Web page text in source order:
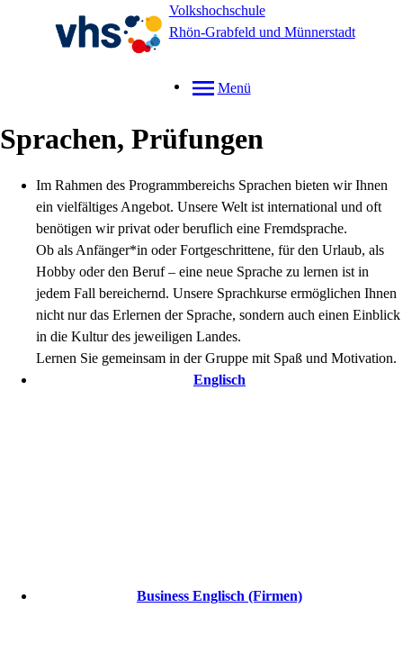
Volkshochschule
Rhön-Grabfeld und Münnerstadt
Menü
Sprachen, Prüfungen
Im Rahmen des Programmbereichs Sprachen bieten wir Ihnen
ein vielfältiges Angebot. Unsere Welt ist international und oft
benötigen wir privat oder beruflich eine Fremdsprache.
Ob als Anfänger*in oder Fortgeschrittene, für den Urlaub, als
Hobby oder den Beruf – eine neue Sprache zu lernen ist in
jedem Fall bereichernd. Unsere Sprachkurse ermöglichen Ihnen
nicht nur das Erlernen der Sprache, sondern auch einen Einblick
in die Kultur des jeweiligen Landes.
Lernen Sie gemeinsam in der Gruppe mit Spaß und Motivation.
Englisch
Business Englisch (Firmen)